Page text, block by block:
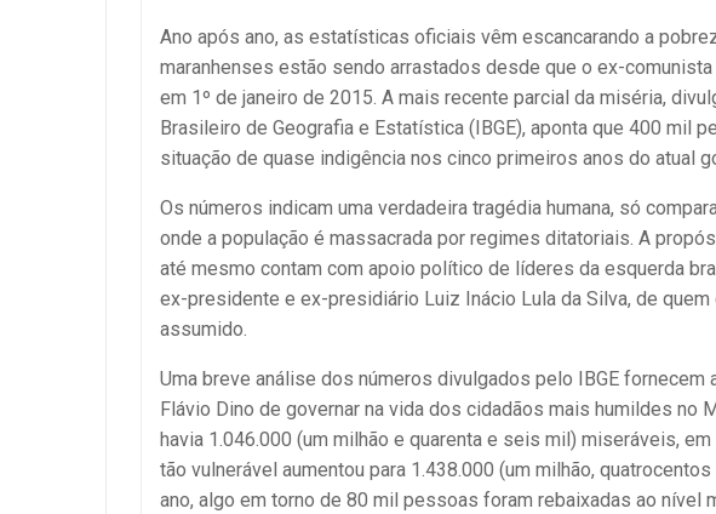
Ano após ano, as estatísticas oficiais vêm escancarando a
maranhenses estão sendo arrastados desde que o ex-
em 1º de janeiro de 2015. A mais recente parcial da miséria,
Brasileiro de Geografia e Estatística (IBGE), aponta que 400 mil
situação de quase indigência nos cinco primeiros anos do atual
Os números indicam uma verdadeira tragédia humana, só
onde a população é massacrada por regimes ditatoriais. A
até mesmo contam com apoio político de líderes da esquerda
ex-presidente e ex-presidiário Luiz Inácio Lula da Silva, de
assumido.
Uma breve análise dos números divulgados pelo IBGE
Flávio Dino de governar na vida dos cidadãos mais humildes no
havia 1.046.000 (um milhão e quarenta e seis mil) miseráveis,
tão vulnerável aumentou para 1.438.000 (um milhão,
ano, algo em torno de 80 mil pessoas foram rebaixadas ao nível